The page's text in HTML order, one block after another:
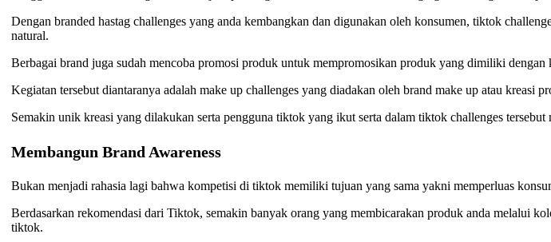
Dengan branded hastag challenges yang anda kembangkan dan digunakan oleh konsumen, tiktok
natural.
Berbagai brand juga sudah mencoba promosi produk untuk mempromosikan produk yang dimiliki
Kegiatan tersebut diantaranya adalah make up challenges yang diadakan oleh brand make up atau kreasi
Semakin unik kreasi yang dilakukan serta pengguna tiktok yang ikut serta dalam tiktok challenges
Membangun Brand Awareness
Bukan menjadi rahasia lagi bahwa kompetisi di tiktok memiliki tujuan yang sama yakni memperluas
Berdasarkan rekomendasi dari Tiktok, semakin banyak orang yang membicarakan produk anda melalui
tiktok.